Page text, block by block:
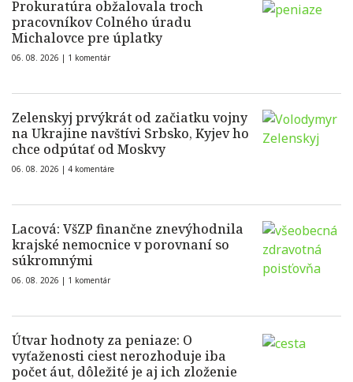
Prokuratúra obžalovala troch
pracovníkov Colného úradu
Michalovce pre úplatky
06. 08. 2026 | 1 komentár
Zelenskyj prvýkrát od začiatku vojny
na Ukrajine navštívi Srbsko, Kyjev ho
chce odpútať od Moskvy
06. 08. 2026 | 4 komentáre
Lacová: VšZP finančne znevýhodnila
krajské nemocnice v porovnaní so
súkromnými
06. 08. 2026 | 1 komentár
Útvar hodnoty za peniaze: O
vyťaženosti ciest nerozhoduje iba
počet áut, dôležité je aj ich zloženie